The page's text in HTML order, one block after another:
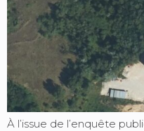
À l’issue de l’enquête